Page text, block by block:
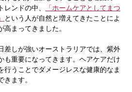
ンドの中、
「ホームケアとしてまつ
という人が自然と増えてきたことによ
高まってきました。
差しが強いオーストラリアでは、紫外
も重要になってきます。ヘアケアだけ
行うことでダメージレスな健康的なま
ます。